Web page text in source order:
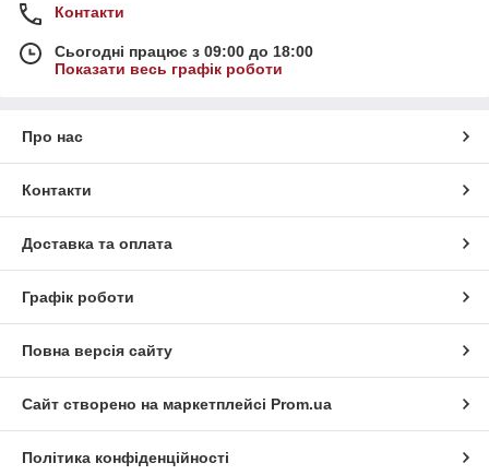
Контакти
Сьогодні працює з 09:00 до 18:00
Показати весь графік роботи
Про нас
Контакти
Доставка та оплата
Графік роботи
Повна версія сайту
Сайт створено на маркетплейсі Prom.ua
Політика конфіденційності